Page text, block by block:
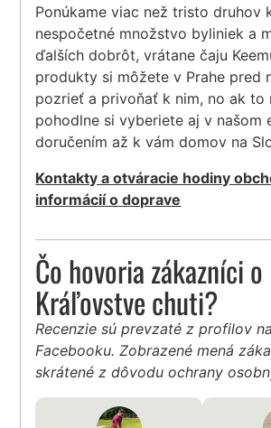
Ponúkame viac než tristo druhov
nespočetné množstvo byliniek a
ďalších dobrôt, vrátane čaju
produkty si môžete v Prahe pred
pozrieť a privoňať k nim, no ak to
pohodlne si vyberiete aj v našom
doručením až k vám domov na
Kontakty a otváracie hodiny
informácií o doprave
Čo hovoria zákazníci o
Kráľovstve chuti?
Recenzie sú prevzaté z profilov
Facebooku. Zobrazené mená
skrátené z dôvodu ochrany